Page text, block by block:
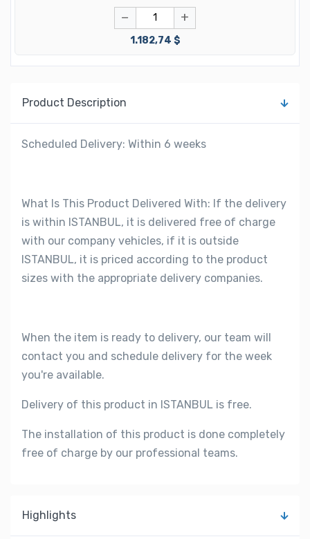
− +
1.182,74 $
Product Description
Scheduled Delivery: Within 6 weeks
What Is This Product Delivered With: If the delivery
is within ISTANBUL, it is delivered free of charge
with our company vehicles, if it is outside
ISTANBUL, it is priced according to the product
sizes with the appropriate delivery companies.
When the item is ready to delivery, our team will
contact you and schedule delivery for the week
you're available.
Delivery of this product in ISTANBUL is free.
The installation of this product is done completely
free of charge by our professional teams.
Highlights